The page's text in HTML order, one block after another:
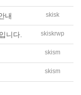
내 skisk
니다. skiskrwp
skism
skism